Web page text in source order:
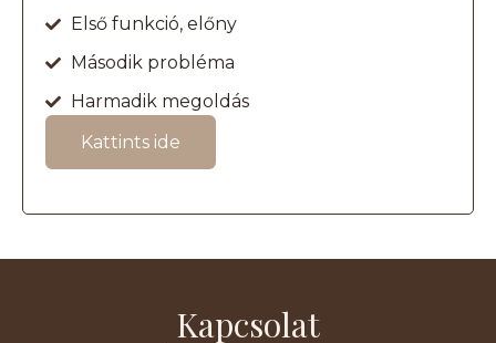
Első funkció, előny
Második probléma
Harmadik megoldás
Kattints ide
Kapcsolat